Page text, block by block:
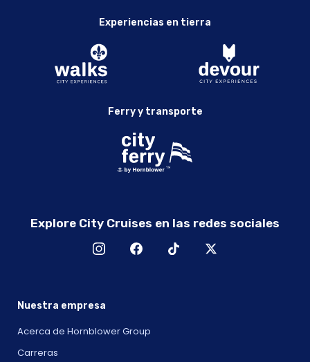
Experiencias en tierra
Ferry y transporte
Explore City Cruises en las redes sociales
Nuestra empresa
Acerca de Hornblower Group
Carreras